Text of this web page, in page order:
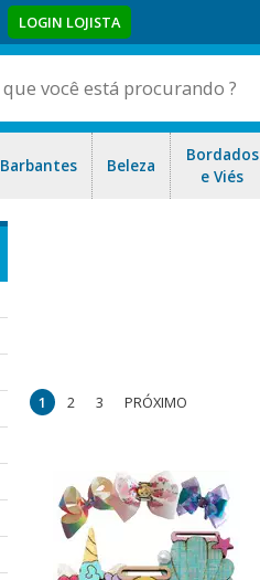
LOGIN LOJISTA
Barbantes Beleza
Bordados
e Viés
1 2 3 PRÓXIMO